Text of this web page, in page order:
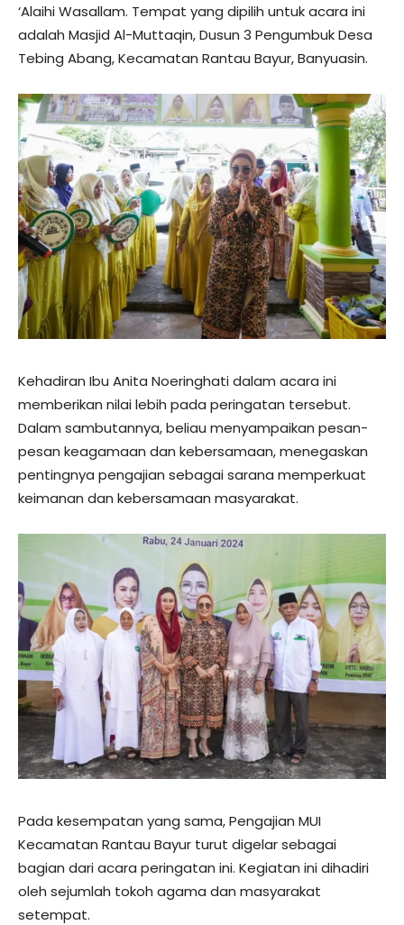
‘Alaihi Wasallam. Tempat yang dipilih untuk acara ini
adalah Masjid Al-Muttaqin, Dusun 3 Pengumbuk Desa
Tebing Abang, Kecamatan Rantau Bayur, Banyuasin.
Kehadiran Ibu Anita Noeringhati dalam acara ini
memberikan nilai lebih pada peringatan tersebut.
Dalam sambutannya, beliau menyampaikan pesan-
pesan keagamaan dan kebersamaan, menegaskan
pentingnya pengajian sebagai sarana memperkuat
keimanan dan kebersamaan masyarakat.
Pada kesempatan yang sama, Pengajian MUI
Kecamatan Rantau Bayur turut digelar sebagai
bagian dari acara peringatan ini. Kegiatan ini dihadiri
oleh sejumlah tokoh agama dan masyarakat
setempat.